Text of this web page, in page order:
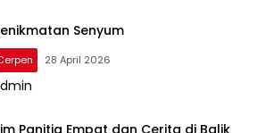
Senyum
28 April 2026